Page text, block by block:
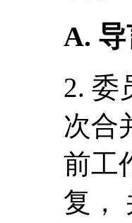
A.
2. 委
次合
前工
复，